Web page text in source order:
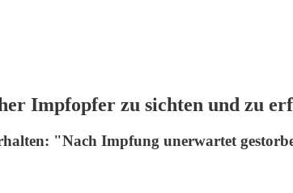
Impfopfer zu sichten und zu
"Nach Impfung unerwartet